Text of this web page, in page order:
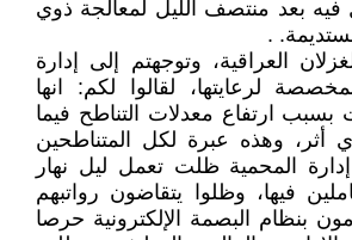
فيه بعد منتصف الليل لمعالجة ذوي
.
العراقية، وتوجهتم إلى إدارة
لرعايتها، لقالوا لكم: انها
ارتفاع معدلات التناطح فيما
أثر، وهذه عبرة لكل المتناطحين
المحمية ظلت تعمل ليل نهار
فيها، وظلوا يتقاضون رواتبهم
بنظام البصمة الإلكترونية حرصا